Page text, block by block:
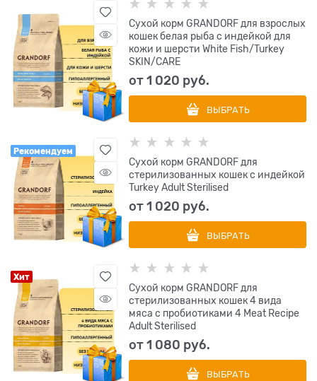
Сухой корм GRANDORF для взрослых
кошек белая рыба с индейкой для
кожи и шерсти White Fish/Turkey
SKIN/CARE
от1 020 руб.
ВЫБРАТЬ
Рекомендуем
Сухой корм GRANDORF для
стерилизованных кошек с индейкой
Turkey Adult Sterilised
от1 020 руб.
ВЫБРАТЬ
Хит
Сухой корм GRANDORF для
стерилизованных кошек 4 вида
мяса с пробиотиками 4 Meat Recipe
Adult Sterilised
от1 080 руб.
ВЫБРАТЬ